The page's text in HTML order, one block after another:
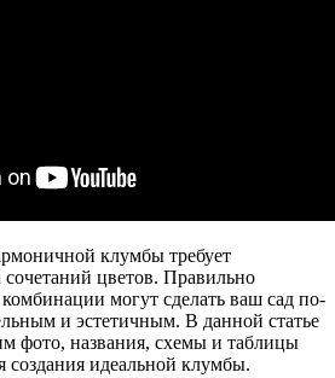
клумбы требует
цветов. Правильно
могут сделать ваш сад по-
и эстетичным. В данной статье
фото, названия, схемы и таблицы
создания идеальной клумбы.